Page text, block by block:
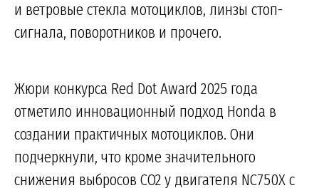
и ветровые стекла мотоциклов, линзы стоп-
сигнала, поворотников и прочего.
Жюри конкурса Red Dot Award 2025 года
отметило инновационный подход Honda в
создании практичных мотоциклов. Они
подчеркнули, что кроме значительного
снижения выбросов CO2 у двигателя NC750X с